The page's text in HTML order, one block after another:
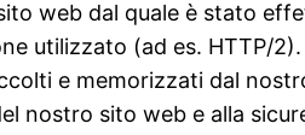
web dal quale è stato
utilizzato (ad es. HTTP/2).
e memorizzati dal
nostro sito web e alla